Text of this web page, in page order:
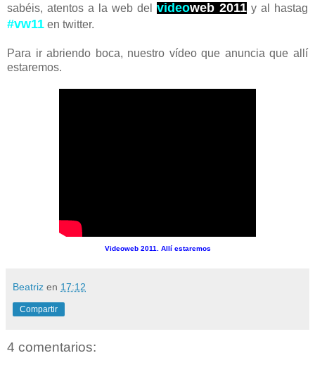
sabéis, atentos a la web del videoweb 2011 y al hastag
#vw11 en twitter.
Para ir abriendo boca, nuestro vídeo que anuncia que allí
estaremos.
Videoweb 2011. Allí estaremos
Beatriz en 17:12
Compartir
4 comentarios: